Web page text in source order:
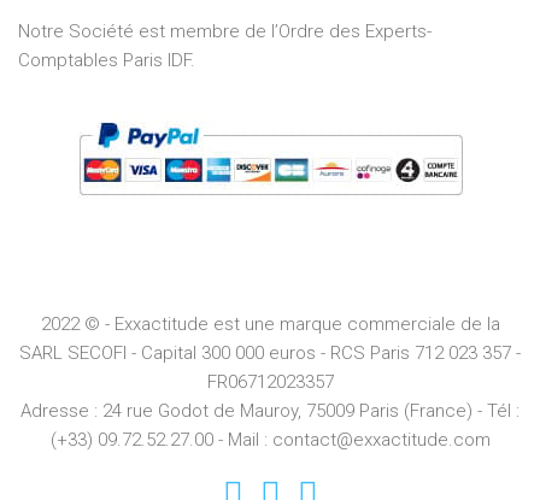
Notre Société est membre de l’Ordre des Experts-
Comptables Paris IDF.
2022 © - Exxactitude est une marque commerciale de la
SARL SECOFI - Capital 300 000 euros - RCS Paris 712 023 357 -
FR06712023357
Adresse : 24 rue Godot de Mauroy, 75009 Paris (France) - Tél :
(+33) 09.72.52.27.00 - Mail : contact@exxactitude.com